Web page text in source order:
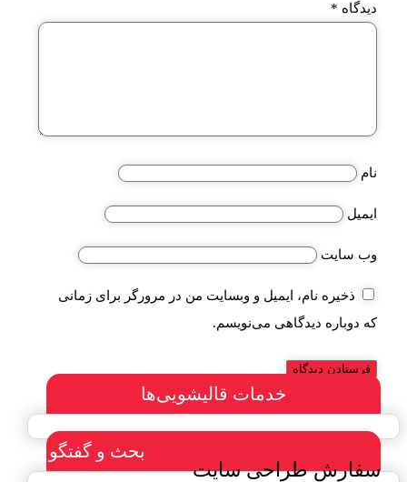
دیدگاه *
نام
ایمیل
وب‌ سایت
ذخیره نام، ایمیل و وبسایت من در مرورگر برای زمانی
که دوباره دیدگاهی می‌نویسم.
خدمات قالیشویی‌ها
سفارش طراحی سایت
بحث و گفتگو